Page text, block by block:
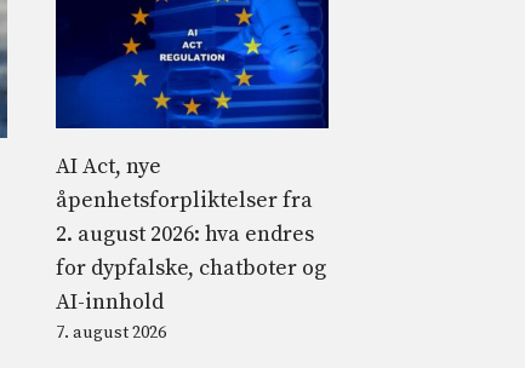
AI Act, nye
åpenhetsforpliktelser fra
2. august 2026: hva endres
for dypfalske, chatboter og
AI-innhold
7. august 2026